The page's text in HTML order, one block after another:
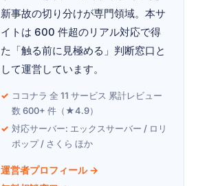
新事故の切り分けが専門領域。本サ
イトは 600 件超のリアル対応で得
た「触る前に見極める」判断窓口と
して運営しています。
ココナラ 全 11 サービス 累計レビュー
数 600+ 件（★4.9）
対応サーバー: エックスサーバー / ロリ
ポップ / さくら ほか
運営者プロフィール →